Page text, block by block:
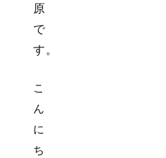
原
で
す。
こ
ん
に
ち